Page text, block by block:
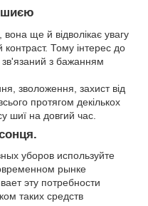
шиєю
ще й відволікає увагу
Тому інтерес до
з бажанням
зволоження, захист від
протягом декількох
шиї на довгий час.
уборов используйте
рынке
эту потребности
таких средств